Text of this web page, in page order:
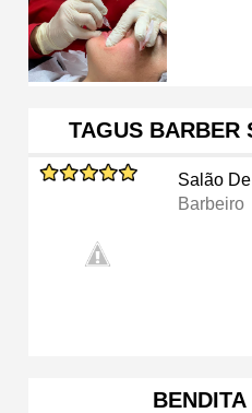
TAGUS BARBER
Salão
Barbeiro